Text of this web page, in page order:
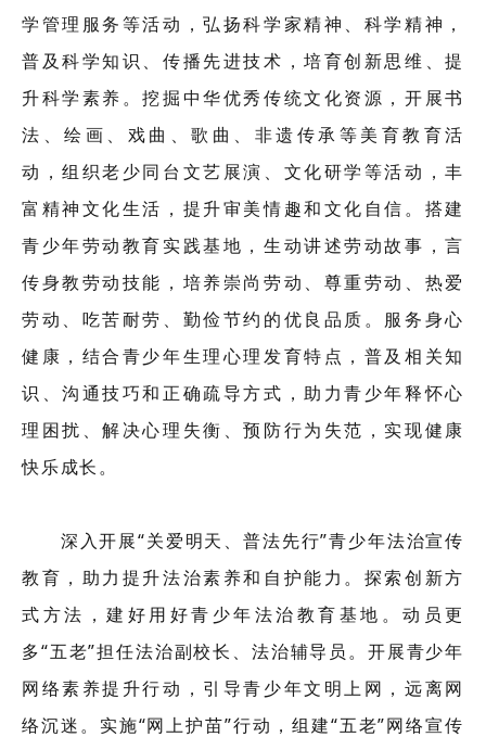
学管理服务等活动，弘扬科学家精神、科学精神，
普及科学知识、传播先进技术，培育创新思维、提
升科学素养。挖掘中华优秀传统文化资源，开展书
法、绘画、戏曲、歌曲、非遗传承等美育教育活
动，组织老少同台文艺展演、文化研学等活动，丰
富精神文化生活，提升审美情趣和文化自信。搭建
青少年劳动教育实践基地，生动讲述劳动故事，言
传身教劳动技能，培养崇尚劳动、尊重劳动、热爱
劳动、吃苦耐劳、勤俭节约的优良品质。服务身心
健康，结合青少年生理心理发育特点，普及相关知
识、沟通技巧和正确疏导方式，助力青少年释怀心
理困扰、解决心理失衡、预防行为失范，实现健康
快乐成长。
深入开展“关爱明天、普法先行”青少年法治宣传
教育，助力提升法治素养和自护能力。探索创新方
式方法，建好用好青少年法治教育基地。动员更
多“五老”担任法治副校长、法治辅导员。开展青少年
网络素养提升行动，引导青少年文明上网，远离网
络沉迷。实施“网上护苗”行动，组建“五老”网络宣传